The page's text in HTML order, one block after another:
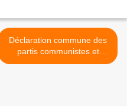
Déclaration commune des
partis communistes et
ouvriers du monde entier :